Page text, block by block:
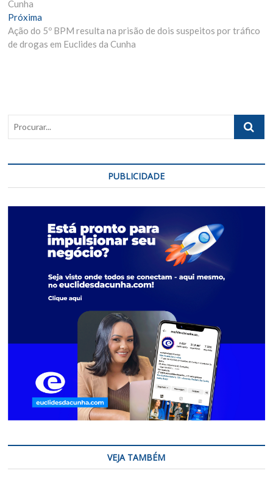
Post
Cunha
Próxima
Materia:
Ação do 5º BPM resulta na prisão de dois suspeitos por tráfico
de drogas em Euclides da Cunha
PUBLICIDADE
VEJA TAMBÉM